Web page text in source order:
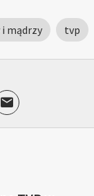
i mądrzy tvp